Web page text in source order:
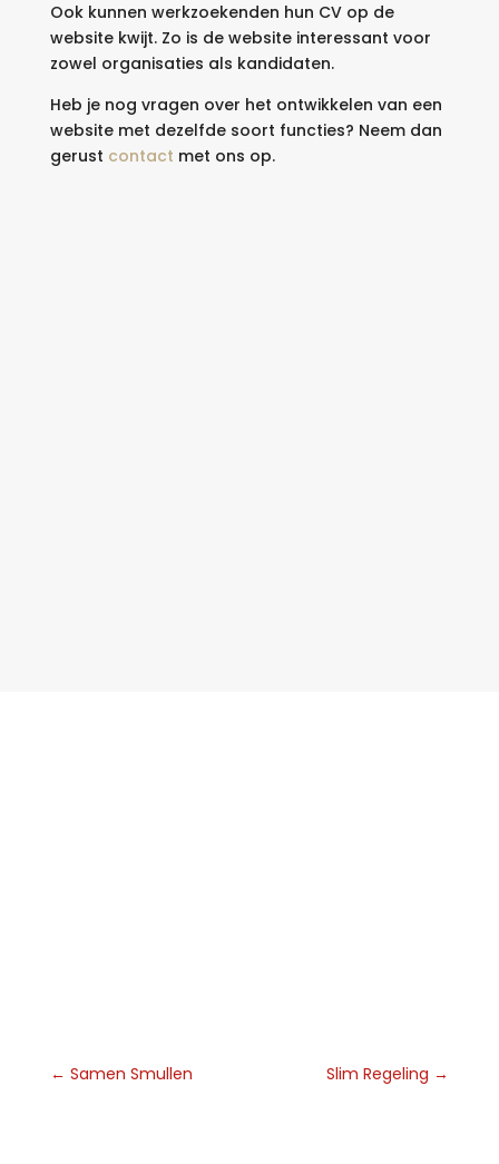
Ook kunnen werkzoekenden hun CV op de
website kwijt. Zo is de website interessant voor
zowel organisaties als kandidaten.
Heb je nog vragen over het ontwikkelen van een
website met dezelfde soort functies? Neem dan
gerust contact met ons op.
← Samen Smullen Slim Regeling →